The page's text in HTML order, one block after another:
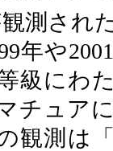
測され
年や
級にわ
チュア
観測は